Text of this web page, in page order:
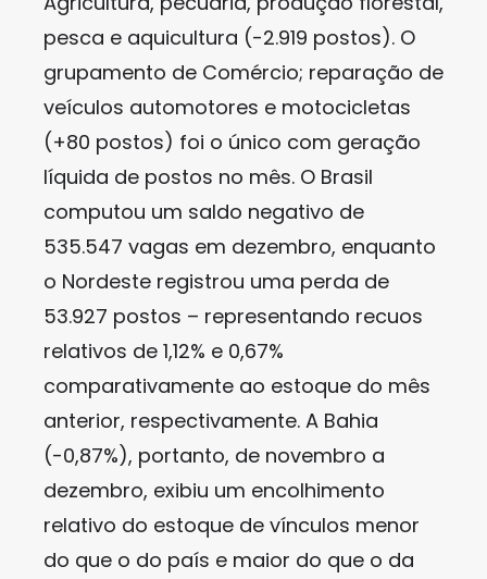
pesca e aquicultura (-2.919 postos). O
grupamento de Comércio; reparação de
veículos automotores e motocicletas
(+80 postos) foi o único com geração
líquida de postos no mês. O Brasil
computou um saldo negativo de
535.547 vagas em dezembro, enquanto
o Nordeste registrou uma perda de
53.927 postos – representando recuos
relativos de 1,12% e 0,67%
comparativamente ao estoque do mês
anterior, respectivamente. A Bahia
(-0,87%), portanto, de novembro a
dezembro, exibiu um encolhimento
relativo do estoque de vínculos menor
do que o do país e maior do que o da